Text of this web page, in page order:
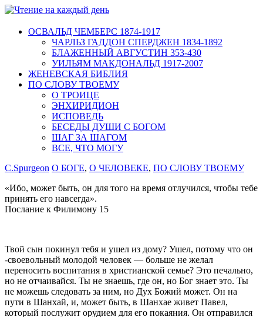
ОСВАЛЬД ЧЕМБЕРС 1874-1917
ЧАРЛЬЗ ГАДДОН СПЕРДЖЕН 1834-1892
БЛАЖЕННЫЙ АВГУСТИН 353-430
УИЛЬЯМ МАКДОНАЛЬД 1917-2007
ЖЕНЕВСКАЯ БИБЛИЯ
ПО СЛОВУ ТВОЕМУ
О ТРОИЦЕ
ЭНХИРИДИОН
ИСПОВЕДЬ
БЕСЕДЫ ДУШИ С БОГОМ
ШАГ ЗА ШАГОМ
ВСЕ, ЧТО МОГУ
C.Spurgeon О БОГЕ, О ЧЕЛОВЕКЕ, ПО СЛОВУ ТВОЕМУ
«Ибо, может быть, он для того на время отлучился, чтобы тебе
принять его навсегда».
Послание к Филимону 15
Твой сын покинул тебя и ушел из дому? Ушел, потому что он
-своевольный молодой человек — больше не желал
переносить воспитания в христианской семье? Это печально,
но не отчаи­вайся. Ты не знаешь, где он, но Бог знает это. Ты
не можешь следовать за ним, но Дух Божий может. Он на
пути в Шанхай, и, может быть, в Шанхае живет Павел,
который послужит ору­дием для его покаяния. Он отправился